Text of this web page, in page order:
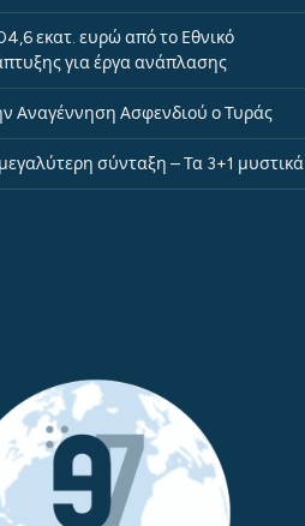
εκατ. ευρώ από το Εθνικό
για έργα ανάπλασης
Αναγέννηση Ασφενδιού ο Τυράς
σύνταξη – Τα 3+1 μυστικά